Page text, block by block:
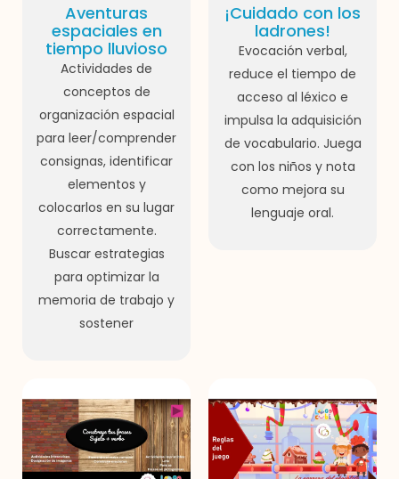
Aventuras
espaciales en
tiempo lluvioso
Actividades de
conceptos de
organización espacial
para leer/comprender
consignas, identificar
elementos y
colocarlos en su lugar
correctamente.
Buscar estrategias
para optimizar la
memoria de trabajo y
sostener
¡Cuidado con los
ladrones!
Evocación verbal,
reduce el tiempo de
acceso al léxico e
impulsa la adquisición
de vocabulario. Juega
con los niños y nota
como mejora su
lenguaje oral.